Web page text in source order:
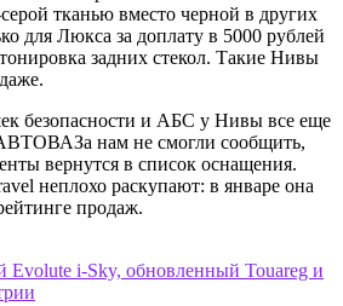
тканью вместо черной в других
для Люкса за доплату в 5000 рублей
задних стекол. Такие Нивы
безопасности и АБС у Нивы все еще
нам не смогли сообщить,
вернутся в список оснащения.
неплохо раскупают: в январе она
продаж.
Evolute i-Sky, обновленный Touareg и